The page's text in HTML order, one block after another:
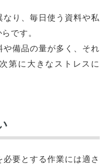
り、毎日使う資料や私
です。
備品の量が多く、それ
第に大きなストレスに
要とする作業には適さ